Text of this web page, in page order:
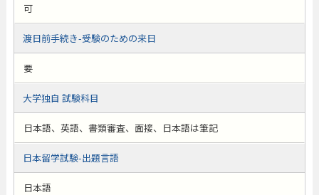
可
渡日前手続き-受験のための来日
要
大学独自 試験科目
日本語、英語、書類審査、面接、日本語は筆記
日本留学試験-出題言語
日本語